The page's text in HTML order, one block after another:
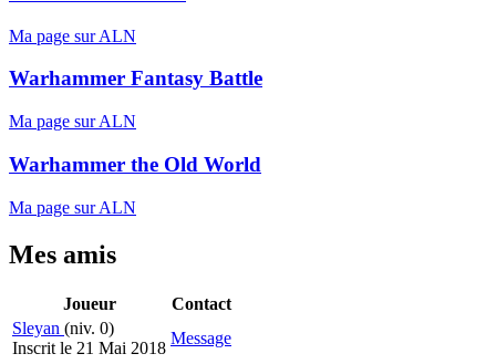
Ma page sur ALN
Warhammer Fantasy Battle
Ma page sur ALN
Warhammer the Old World
Ma page sur ALN
Mes amis
Joueur
Contact
Sleyan (niv. 0)
Inscrit le 21 Mai 2018
Message